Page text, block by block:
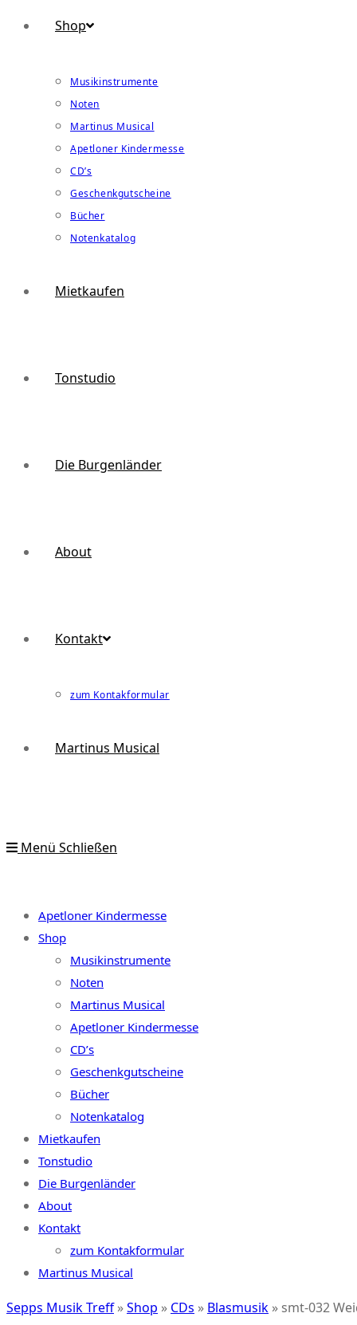
Shop
Musikinstrumente
Noten
Martinus Musical
Apetloner Kindermesse
CD’s
Geschenkgutscheine
Bücher
Notenkatalog
Mietkaufen
Tonstudio
Die Burgenländer
About
Kontakt
zum Kontakformular
Martinus Musical
Menü Schließen
Apetloner Kindermesse
Shop
Musikinstrumente
Noten
Martinus Musical
Apetloner Kindermesse
CD’s
Geschenkgutscheine
Bücher
Notenkatalog
Mietkaufen
Tonstudio
Die Burgenländer
About
Kontakt
zum Kontakformular
Martinus Musical
Sepps Musik Treff»Shop » CDs » Blasmusik » smt-032